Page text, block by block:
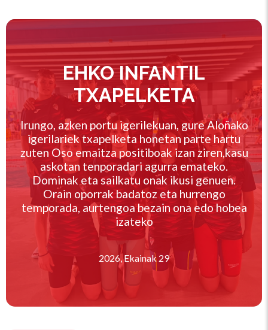
EHKO INFANTIL
TXAPELKETA
Irungo, azken portu igerilekuan, gure Aloñako
igerilariek txapelketa honetan parte hartu
zuten Oso emaitza positiboak izan ziren,kasu
askotan tenporadari agurra emateko.
Dominak eta sailkatu onak ikusi genuen.
Orain oporrak badatoz eta hurrengo
temporada, aurtengoa bezain ona edo hobea
izateko
2026, Ekainak 29